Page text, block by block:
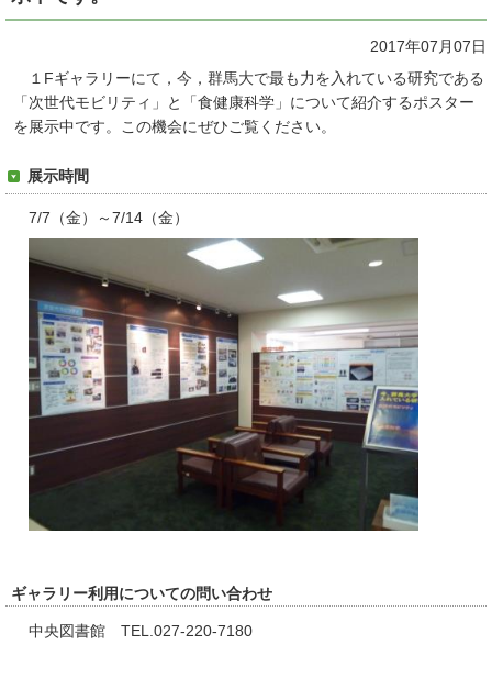
2017年07月07日
１Fギャラリーにて，今，群馬大で最も力を入れている研究である
「次世代モビリティ」と「食健康科学」について紹介するポスター
を展示中です。この機会にぜひご覧ください。
展示時間
7/7（金）～7/14（金）
ギャラリー利用についての問い合わせ
中央図書館 TEL.027-220-7180